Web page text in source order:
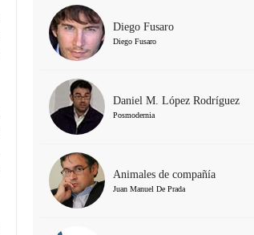
Diego Fusaro
Diego Fusaro
Daniel M. López Rodríguez
Posmodernia
Animales de compañía
Juan Manuel De Prada